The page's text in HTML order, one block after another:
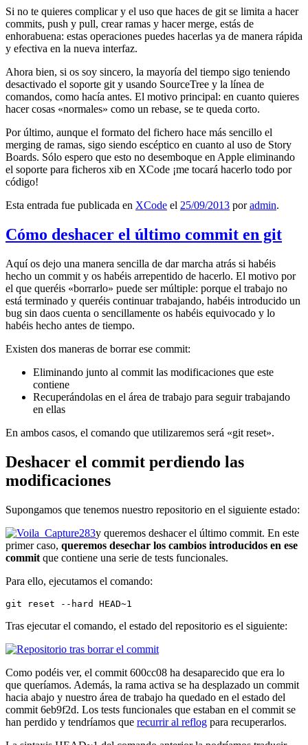
Si no te quieres complicar y el uso que haces de git se limita a hacer
commits, push y pull, crear ramas y hacer merge, estás de
enhorabuena: estas operaciones puedes hacerlas ya de manera rápida
y efectiva en la nueva interfaz.
Ahora bien, si os soy sincero, la mayoría del tiempo sigo teniendo
desactivado el soporte git y usando SourceTree y la línea de
comandos, como hacía antes. El motivo principal: en cuanto quieres
hacer cosas «normales» como un rebase, se te queda corto.
Por último, aunque el formato del fichero hace más sencillo el
merging de ramas, sigo siendo escéptico en cuanto al uso de Story
Boards. Sólo espero que esto no desemboque en Apple eliminando
el soporte para ficheros xib en XCode ¡me tocará hacerlo todo por
código!
Esta entrada fue publicada en XCode el 25/09/2013 poradmin.
Cómo deshacer el último commit en git
Aquí os dejo una manera sencilla de dar marcha atrás si habéis
hecho un commit y os habéis arrepentido de hacerlo. El motivo por
el que queréis «borrarlo» puede ser múltiple: porque el trabajo no
está terminado y queréis continuar trabajando, habéis introducido un
bug sin daos cuenta o sencillamente os habéis equivocado y lo
habéis hecho antes de tiempo.
Existen dos maneras de borrar ese commit:
Eliminando junto al commit las modificaciones que este
contiene
Recuperándolas en el área de trabajo para seguir trabajando
en ellas
En ambos casos, el comando que utilizaremos será «git reset».
Deshacer el commit perdiendo las
modificaciones
Supongamos que tenemos nuestro repositorio en el siguiente estado:
y queremos deshacer el último commit. En este
primer caso, queremos desechar los cambios introducidos en ese
commit que contiene una serie de tests funcionales.
Para ello, ejecutamos el comando:
git reset --hard HEAD~1
Tras ejecutar el comando, el estado del repositorio es el siguiente:
Como podéis ver, el commit 600cc08 ha desaparecido que era lo
que queríamos. Además, la rama activa se ha desplazado un commit
hacia abajo y nuestro área de trabajo ha quedado en el estado del
commit 6eb9f2d. Los tests funcionales que estaban en el commit se
han perdido y tendríamos que recurrir al reflog para recuperarlos.